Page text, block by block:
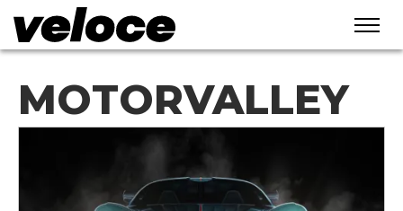
MOTORVALLEY